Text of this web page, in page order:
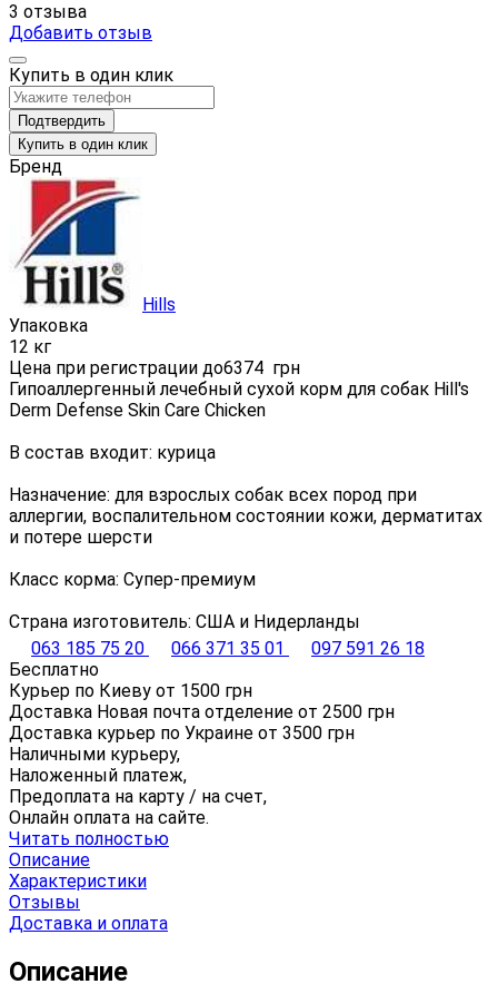
3 отзыва
Добавить отзыв
Купить в один клик
Подтвердить
Купить в один клик
Бренд
Hills
Упаковка
12 кг
Цена при регистрации до6374 грн
Гипоаллергенный лечебный сухой корм для собак Hill's
Derm Defense Skin Care Chicken
В состав входит: курица
Назначение: для взрослых собак всех пород при
аллергии, воспалительном состоянии кожи, дерматитах
и потере шерсти
Класс корма: Супер-премиум
Страна изготовитель: США и Нидерланды
063 185 75 20
066 371 35 01
097 591 26 18
Бесплатно
Курьер по Киеву от 1500 грн
Доставка Новая почта отделение от 2500 грн
Доставка курьер по Украине от 3500 грн
Наличными курьеру,
Наложенный платеж,
Предоплата на карту / на счет,
Онлайн оплата на сайте.
Читать полностью
Описание
Характеристики
Отзывы
Доставка и оплата
Описание